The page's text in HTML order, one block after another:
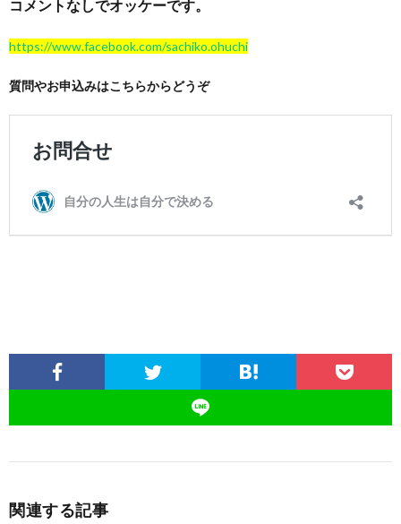
コメントなしでオッケーです。
https://www.facebook.com/sachiko.ohuchi
質問やお申込みはこちらからどうぞ
関連する記事